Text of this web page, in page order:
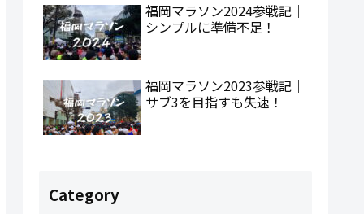
福岡マラソン2024参戦記｜
シンプルに準備不足！
福岡マラソン2023参戦記｜
サブ3を目指すも失速！
Category